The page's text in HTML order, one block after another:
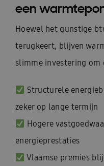
een
Hoewel het gunstige
terugkeert, blijven
slimme investering om
Structurele
zeker op lange termijn
Hogere
energieprestaties
Vlaamse premies